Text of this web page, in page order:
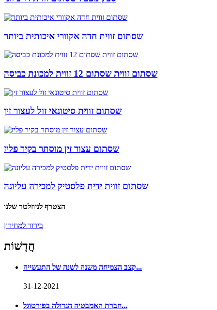
שסתום זווית חדה אקוורי איכותית ביותר
שסתום זווית שסתום 12 זווית למכונת כביסה
שסתום זווית סיטונאי זול לעצור זין
שסתום עצור זין מוסתר בקיר פליז
שסתום זווית ידית פלסטיק למכירה עליונה
הצטרף לניוזלטר שלנו
בירור למחירון
חֲדָשׁוֹת
קצב הצמיחה משנה לשנה של התעשייה...
31-12-2021
חברת האמבטיה הגדולה בפורטוגל...